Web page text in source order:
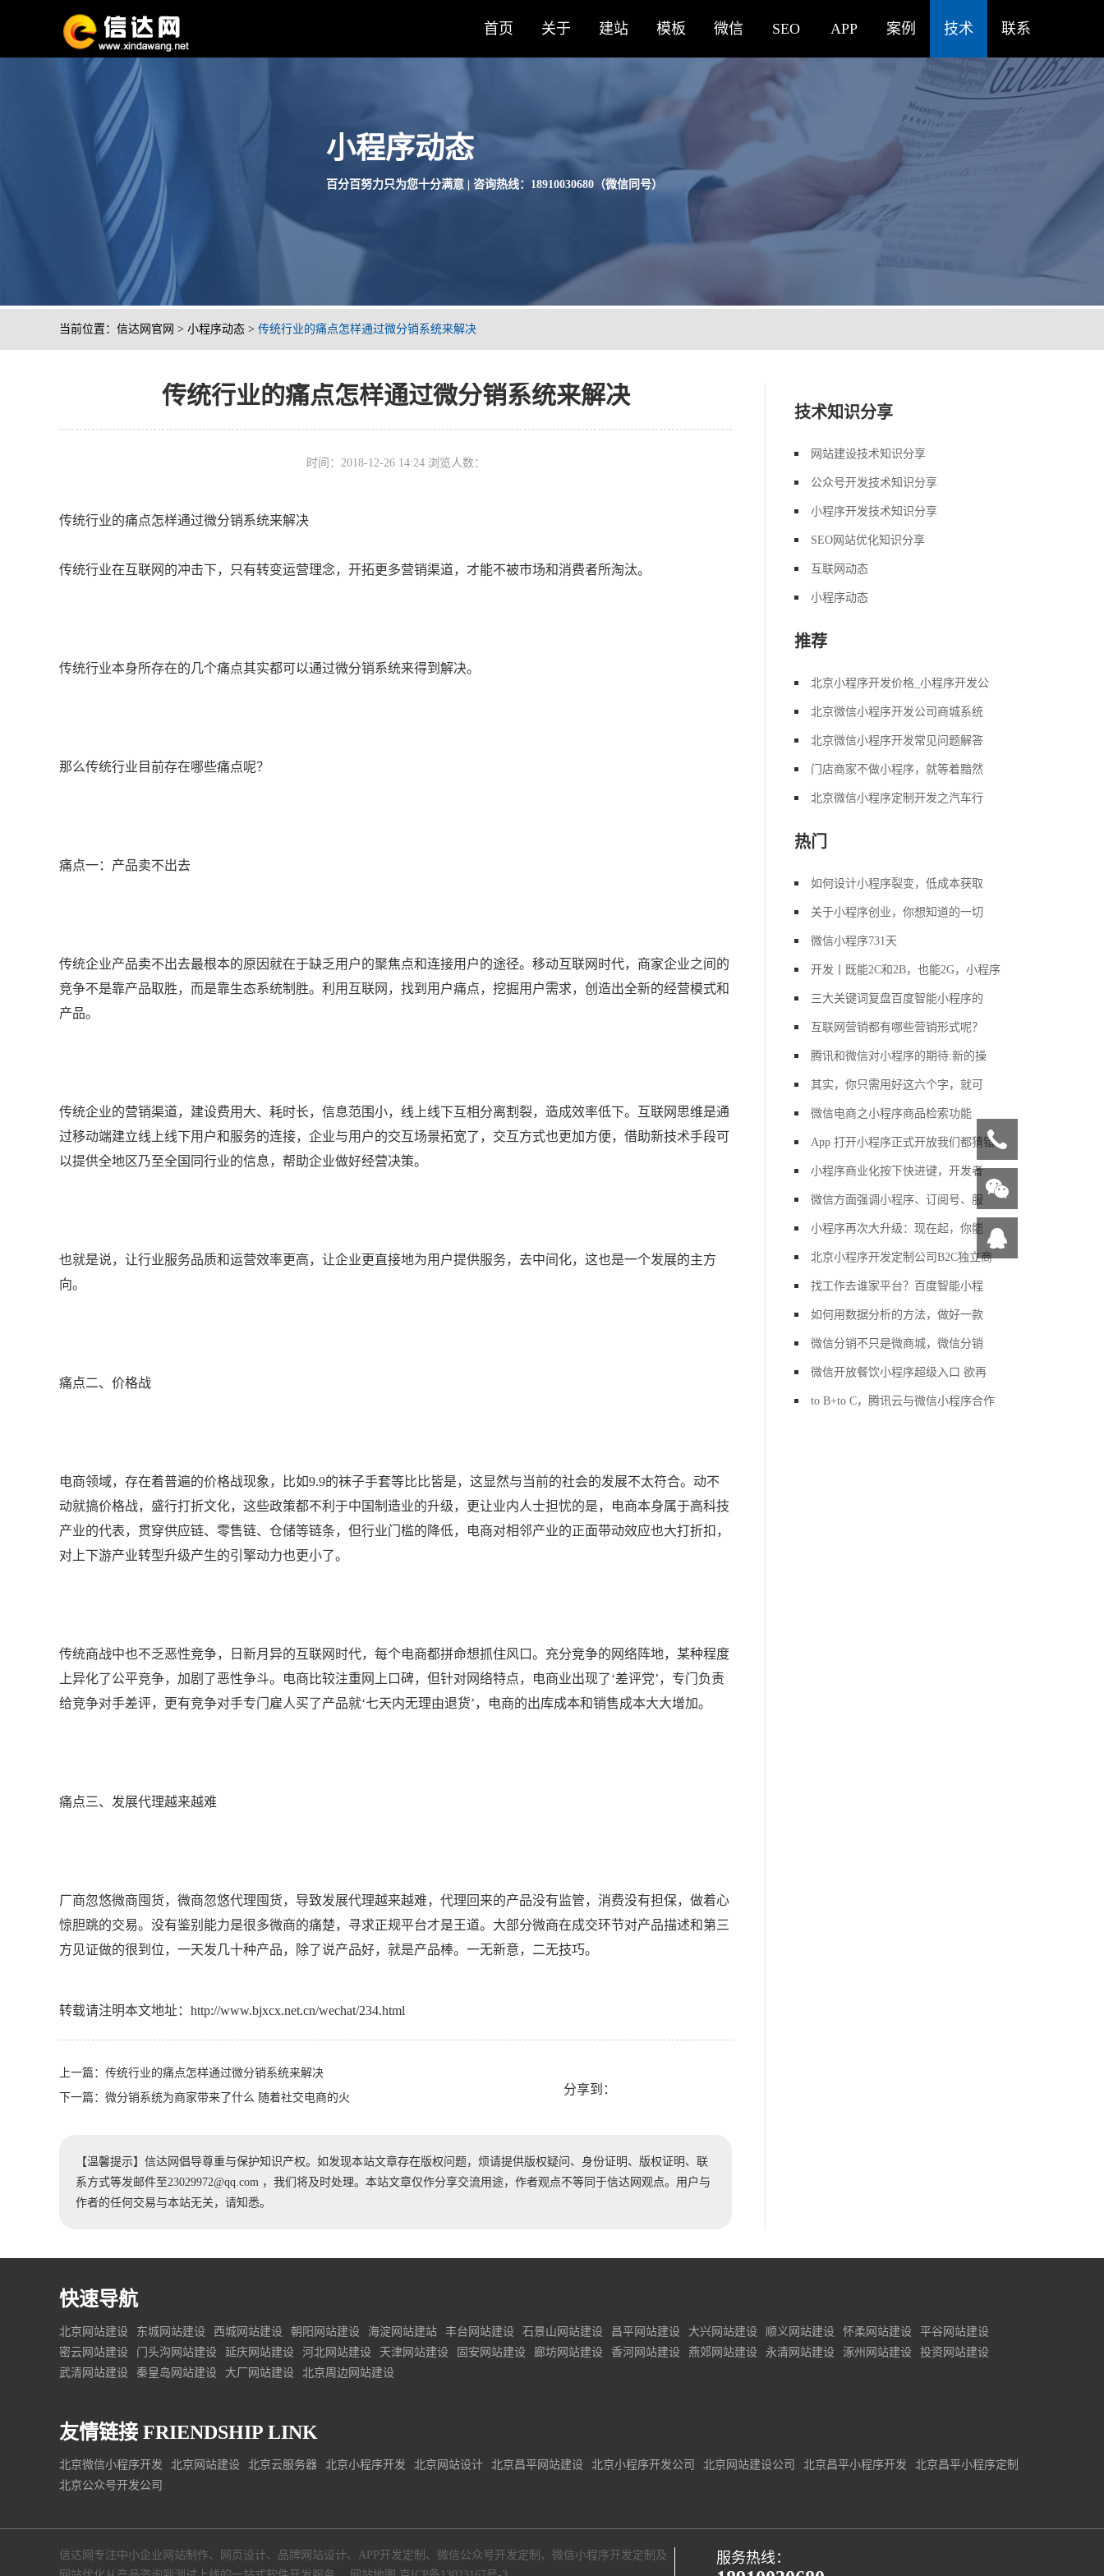
首页 关于 建站 模板 微信 SEO APP 案例 技术 联系
小程序动态
百分百努力只为您十分满意 | 咨询热线：18910030680（微信同号）
当前位置： 信达网官网 > 小程序动态 > 传统行业的痛点怎样通过微分销系统来解决
传统行业的痛点怎样通过微分销系统来解决
时间：2018-12-26 14:24 浏览人数：
传统行业的痛点怎样通过微分销系统来解决
传统行业在互联网的冲击下，只有转变运营理念，开拓更多营销渠道，才能不被市场和消费者所淘汰。
传统行业本身所存在的几个痛点其实都可以通过微分销系统来得到解决。
那么传统行业目前存在哪些痛点呢？
痛点一：产品卖不出去
传统企业产品卖不出去最根本的原因就在于缺乏用户的聚焦点和连接用户的途径。移动互联网时代，商家企业之间的
竞争不是靠产品取胜，而是靠生态系统制胜。利用互联网，找到用户痛点，挖掘用户需求，创造出全新的经营模式和
产品。
传统企业的营销渠道，建设费用大、耗时长，信息范围小，线上线下互相分离割裂，造成效率低下。互联网思维是通
过移动端建立线上线下用户和服务的连接，企业与用户的交互场景拓宽了，交互方式也更加方便，借助新技术手段可
以提供全地区乃至全国同行业的信息，帮助企业做好经营决策。
也就是说，让行业服务品质和运营效率更高，让企业更直接地为用户提供服务，去中间化，这也是一个发展的主方
向。
痛点二、价格战
电商领域，存在着普遍的价格战现象，比如9.9的袜子手套等比比皆是，这显然与当前的社会的发展不太符合。动不
动就搞价格战，盛行打折文化，这些政策都不利于中国制造业的升级，更让业内人士担忧的是，电商本身属于高科技
产业的代表，贯穿供应链、零售链、仓储等链条，但行业门槛的降低，电商对相邻产业的正面带动效应也大打折扣，
对上下游产业转型升级产生的引擎动力也更小了。
传统商战中也不乏恶性竞争，日新月异的互联网时代，每个电商都拼命想抓住风口。充分竞争的网络阵地，某种程度
上异化了公平竞争，加剧了恶性争斗。电商比较注重网上口碑，但针对网络特点，电商业出现了‘差评党’，专门负责
给竞争对手差评，更有竞争对手专门雇人买了产品就‘七天内无理由退货’，电商的出库成本和销售成本大大增加。
痛点三、发展代理越来越难
厂商忽悠微商囤货，微商忽悠代理囤货，导致发展代理越来越难，代理回来的产品没有监管，消费没有担保，做着心
惊胆跳的交易。没有鉴别能力是很多微商的痛楚，寻求正规平台才是王道。大部分微商在成交环节对产品描述和第三
方见证做的很到位，一天发几十种产品，除了说产品好，就是产品棒。一无新意，二无技巧。
转载请注明本文地址： http://www.bjxcx.net.cn/wechat/234.html
上一篇： 传统行业的痛点怎样通过微分销系统来解决
下一篇： 微分销系统为商家带来了什么 随着社交电商的火
分享到：
【温馨提示】信达网倡导尊重与保护知识产权。如发现本站文章存在版权问题，烦请提供版权疑问、身份证明、版权证明、联
系方式等发邮件至23029972@qq.com ，我们将及时处理。本站文章仅作分享交流用途，作者观点不等同于信达网观点。用户与
作者的任何交易与本站无关，请知悉。
技术知识分享
网站建设技术知识分享
公众号开发技术知识分享
小程序开发技术知识分享
SEO网站优化知识分享
互联网动态
小程序动态
推荐
北京小程序开发价格_小程序开发公
北京微信小程序开发公司商城系统
北京微信小程序开发常见问题解答
门店商家不做小程序，就等着黯然
北京微信小程序定制开发之汽车行
热门
如何设计小程序裂变，低成本获取
关于小程序创业，你想知道的一切
微信小程序731天
开发丨既能2C和2B，也能2G，小程序
三大关键词复盘百度智能小程序的
互联网营销都有哪些营销形式呢？
腾讯和微信对小程序的期待:新的操
其实，你只需用好这六个字，就可
微信电商之小程序商品检索功能
App 打开小程序正式开放我们都猜错
小程序商业化按下快进键，开发者
微信方面强调小程序、订阅号、服
小程序再次大升级：现在起，你能
北京小程序开发定制公司B2C独立商
找工作去谁家平台？百度智能小程
如何用数据分析的方法，做好一款
微信分销不只是微商城，微信分销
微信开放餐饮小程序超级入口 欲再
to B+to C，腾讯云与微信小程序合作
快速导航
北京网站建设 东城网站建设 西城网站建设 朝阳网站建设 海淀网站建站 丰台网站建设 石景山网站建设 昌平网站建设 大兴网站建设 顺义网站建设 怀柔网站建设
平谷网站建设
密云网站建设
门头沟网站建设 延庆网站建设 河北网站建设 天津网站建设 固安网站建设 廊坊网站建设 香河网站建设 燕郊网站建设 永清网站建设 涿州网站建设
投资网站建设
武清网站建设
秦皇岛网站建设 大厂网站建设 北京周边网站建设
友情链接 FRIENDSHIP LINK
北京微信小程序开发 北京网站建设 北京云服务器 北京小程序开发 北京网站设计 北京昌平网站建设 北京小程序开发公司 北京网站建设公司 北京昌平小程序开发
北京昌平小程序定制
北京公众号开发公司
信达网专注中小企业网站制作、 网页设计、 品牌网站设计、 APP开发定制 、 微信公众号开发定制 、 微信小程序开发定制 及
服务热线：